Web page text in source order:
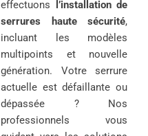
effectuons
l’installation de
serrures haute sécurité,
incluant les modèles
multipoints et nouvelle
génération. Votre serrure
actuelle est défaillante ou
dépassée ? Nos
professionnels vous